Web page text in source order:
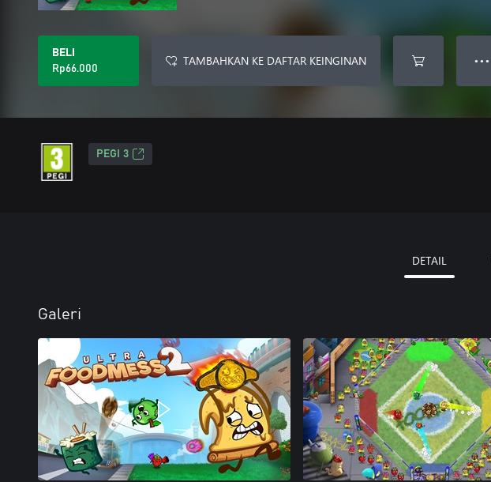
BELI
Rp66.000
TAMBAHKAN KE DAFTAR KEINGINAN ● ● ●
PEGI 3
DETAIL
Galeri